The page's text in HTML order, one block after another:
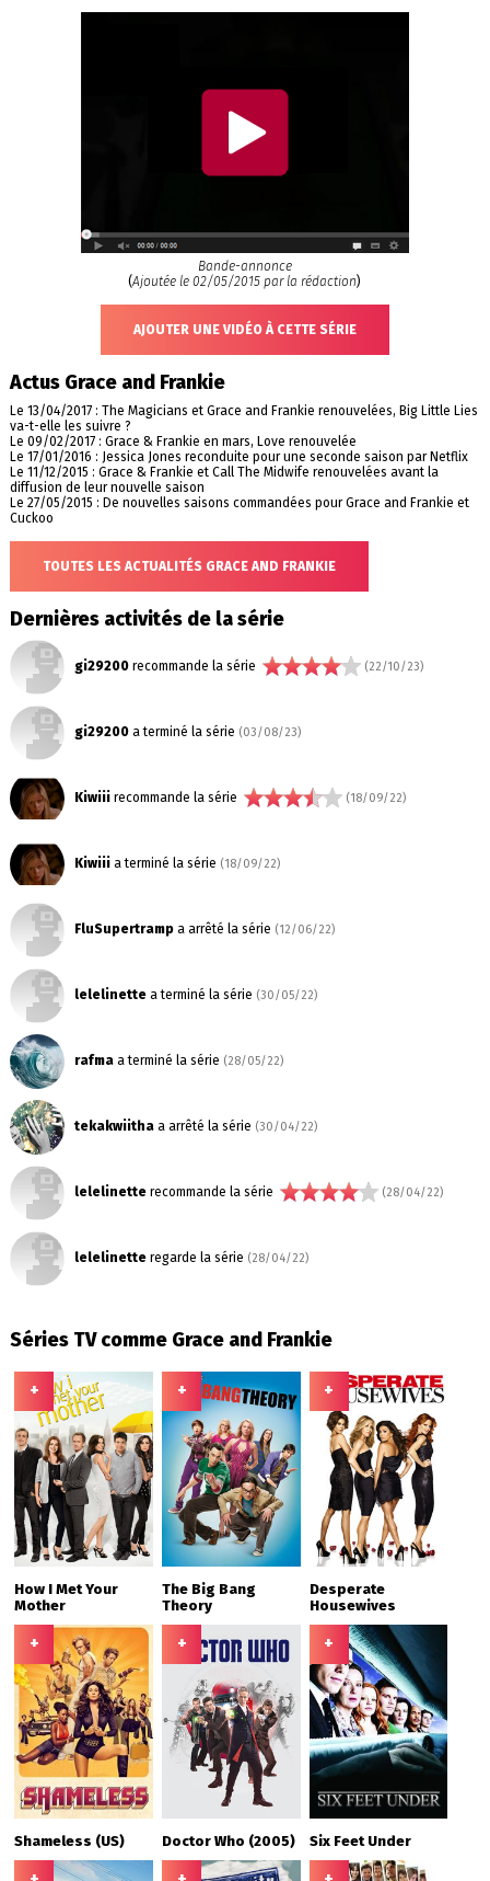
Bande-annonce
(Ajoutée le 02/05/2015 par la rédaction)
AJOUTER UNE VIDÉO À CETTE SÉRIE
Actus Grace and Frankie
Le 13/04/2017 : The Magicians et Grace and Frankie renouvelées, Big Little Lies
va-t-elle les suivre ?
Le 09/02/2017 : Grace & Frankie en mars, Love renouvelée
Le 17/01/2016 : Jessica Jones reconduite pour une seconde saison par Netflix
Le 11/12/2015 : Grace & Frankie et Call The Midwife renouvelées avant la
diffusion de leur nouvelle saison
Le 27/05/2015 : De nouvelles saisons commandées pour Grace and Frankie et
Cuckoo
TOUTES LES ACTUALITÉS GRACE AND FRANKIE
Dernières activités de la série
gi29200recommande la série (22/10/23)
gi29200a terminé la série (03/08/23)
Kiwiiirecommande la série (18/09/22)
Kiwiiia terminé la série (18/09/22)
FluSupertrampa arrêté la série (12/06/22)
lelelinettea terminé la série (30/05/22)
rafmaa terminé la série (28/05/22)
tekakwiithaa arrêté la série (30/04/22)
lelelinetterecommande la série (28/04/22)
lelelinetteregarde la série (28/04/22)
Séries TV comme Grace and Frankie
+
How I Met Your
Mother
+
The Big Bang
Theory
+
Desperate
Housewives
+
Shameless (US)
+
Doctor Who (2005)
+
Six Feet Under